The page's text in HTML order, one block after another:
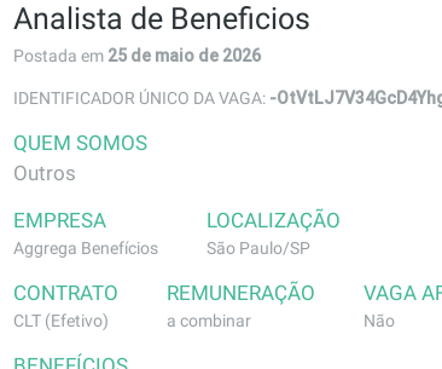
Analista de Beneficios
Postada em 25 de maio de 2026
IDENTIFICADOR ÚNICO DA VAGA: -
QUEM SOMOS
Outros
EMPRESA
Aggrega Benefícios
LOCALIZAÇÃO
São Paulo/SP
CONTRATO
CLT (Efetivo)
REMUNERAÇÃO
a combinar
VAGA
Não